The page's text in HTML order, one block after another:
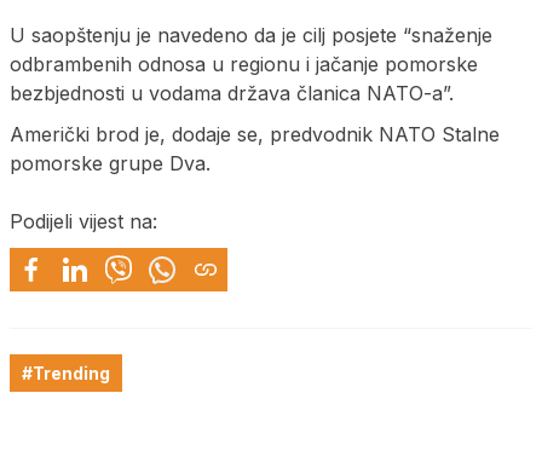
U saopštenju je navedeno da je cilj posjete “snaženje
odbrambenih odnosa u regionu i jačanje pomorske
bezbjednosti u vodama država članica NATO-a”.
Američki brod je, dodaje se, predvodnik NATO Stalne
pomorske grupe Dva.
Podijeli vijest na:
#Trending